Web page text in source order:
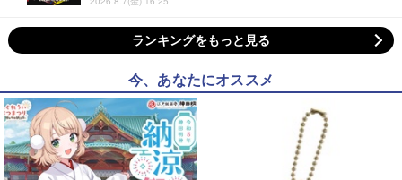
ランキングをもっと見る
今、あなたにオススメ